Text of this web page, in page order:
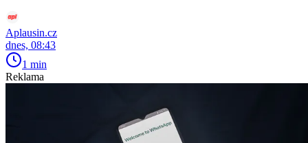
Aplausin.cz
dnes, 08:43
1 min
Reklama